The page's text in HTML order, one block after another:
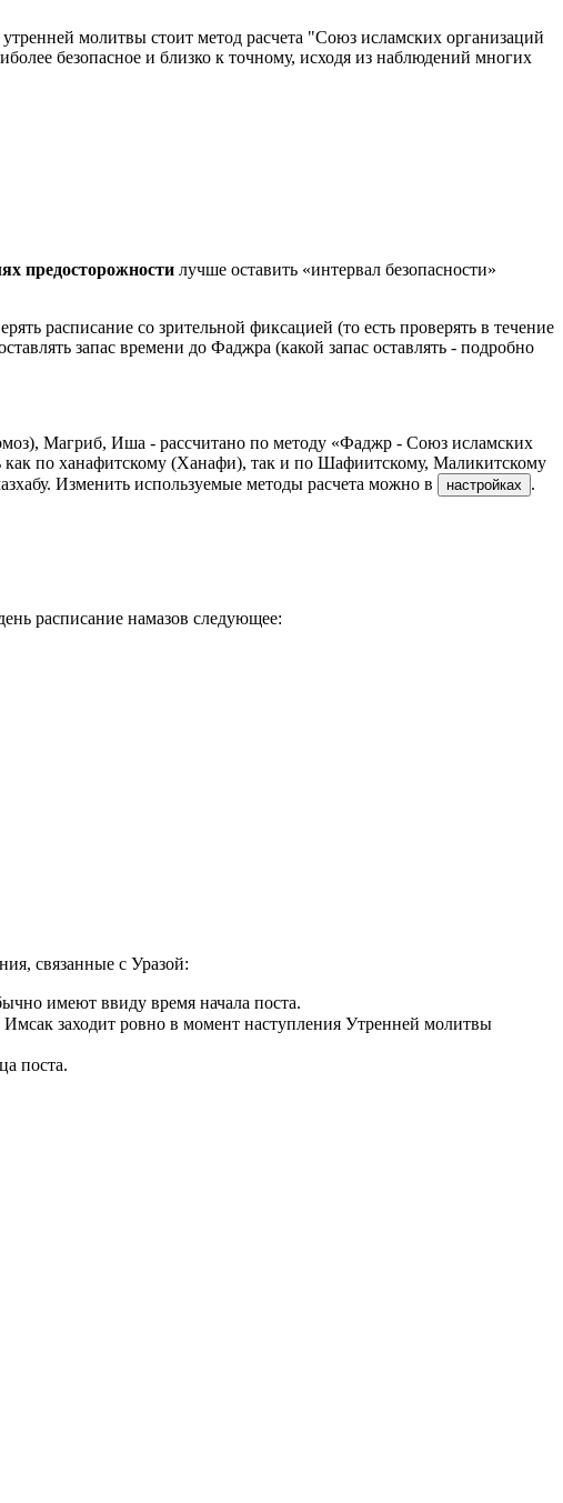
молитвы стоит метод расчета "Союз исламских организаций
безопасное и близко к точному, исходя из наблюдений многих
предосторожности лучше оставить «интервал безопасности»
расписание со зрительной фиксацией (то есть проверять в течение
запас времени до Фаджра (какой запас оставлять - подробно
Магриб, Иша - рассчитано по методу «Фаджр - Союз исламских
по ханафитскому (Ханафи), так и по Шафиитскому, Маликитскому
Изменить используемые методы расчета можно в
настройках .
расписание намазов следующее:
связанные с Уразой:
имеют ввиду время начала поста.
заходит ровно в момент наступления Утренней молитвы
поста.